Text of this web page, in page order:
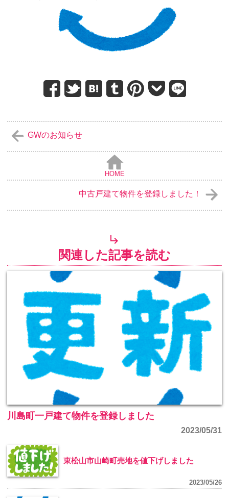
GWのお知らせ
HOME
中古戸建て物件を登録しました！
関連した記事を読む
川島町一戸建て物件を登録しました
2023/05/31
東松山市山崎町売地を値下げしました
2023/05/26